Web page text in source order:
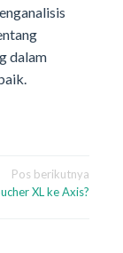
dalam
Pos berikutnya
XL ke Axis?